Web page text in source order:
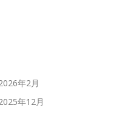
年2月
年12月